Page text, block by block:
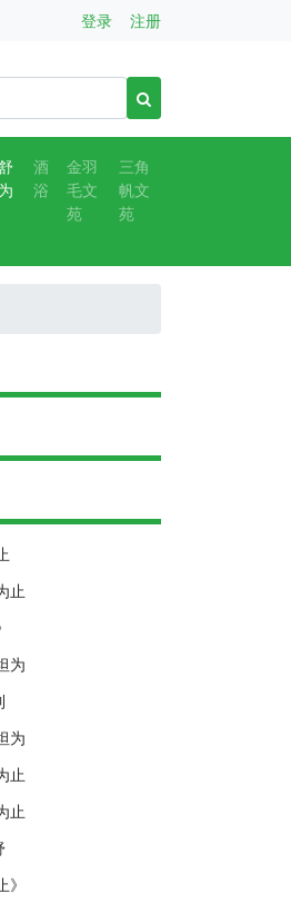
登录 注册
酒
浴
金羽
毛文
苑
三角
帆文
苑
止
为
为
止
止